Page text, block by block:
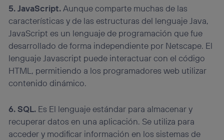
5. JavaScript.Aunque comparte muchas de las
características y de las estructuras del lenguaje Java,
JavaScript es un lenguaje de programación que fue
desarrollado de forma independiente por Netscape. El
lenguaje Javascript puede interactuar con el código
HTML, permitiendo a los programadores web utilizar
contenido dinámico.
6. SQL. Es El lenguaje estándar para almacenar y
recuperar datos en una aplicación. Se utiliza para
acceder y modificar información en los sistemas de